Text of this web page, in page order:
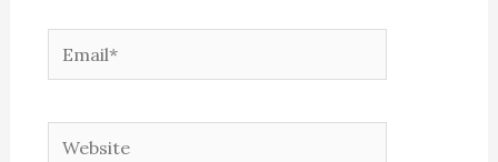
Email*
Website